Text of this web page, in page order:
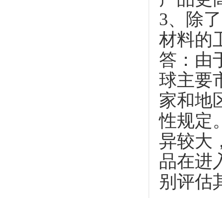
3、除
材料的
答：由
球主要
家和地
性规定
异较大
品在进
别评估